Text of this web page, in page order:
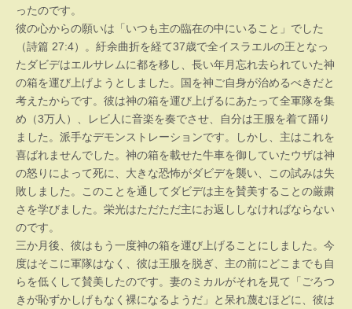
ったのです。
彼の心からの願いは「いつも主の臨在の中にいること」でした
（詩篇 27:4）。紆余曲折を経て37歳で全イスラエルの王となっ
たダビデはエルサレムに都を移し、長い年月忘れ去られていた神
の箱を運び上げようとしました。国を神ご自身が治めるべきだと
考えたからです。彼は神の箱を運び上げるにあたって全軍隊を集
め（3万人）、レビ人に音楽を奏でさせ、自分は王服を着て踊り
ました。派手なデモンストレーションです。しかし、主はこれを
喜ばれませんでした。神の箱を載せた牛車を御していたウザは神
の怒りによって死に、大きな恐怖がダビデを襲い、この試みは失
敗しました。このことを通してダビデは主を賛美することの厳粛
さを学びました。栄光はただただ主にお返ししなければならない
のです。
三か月後、彼はもう一度神の箱を運び上げることにしました。今
度はそこに軍隊はなく、彼は王服を脱ぎ、主の前にどこまでも自
らを低くして賛美したのです。妻のミカルがそれを見て「ごろつ
きが恥ずかしげもなく裸になるようだ」と呆れ蔑むほどに、彼は